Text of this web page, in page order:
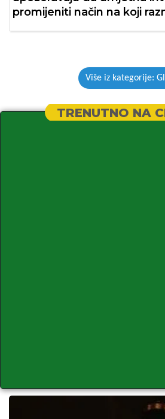
promijeniti način na koji
Više iz kategorije:
TRENUTNO NA